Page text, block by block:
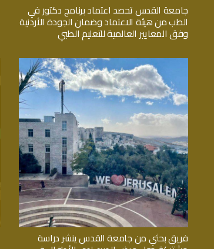
جامعة القدس تحصد اعتماد برنامج دكتور في
الطب من هيئة الاعتماد وضمان الجودة الأردنية
وفق المعايير العالمية للتعليم الطبي
فريق بحثي من جامعة القدس ينشر دراسة